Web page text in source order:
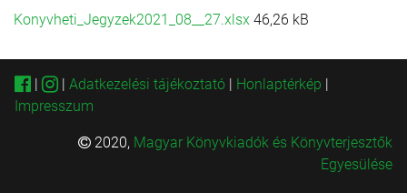
Konyvheti_Jegyzek2021_08__27.xlsx 46,26 kB
| | Adatkezelési tájékoztató | Honlaptérkép |
Impresszum
2020, Magyar Könyvkiadók és Könyvterjesztők
Egyesülése